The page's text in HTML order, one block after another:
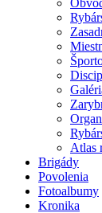
Atlas
Brigády
Povolenia
Fotoalbumy
Kronika